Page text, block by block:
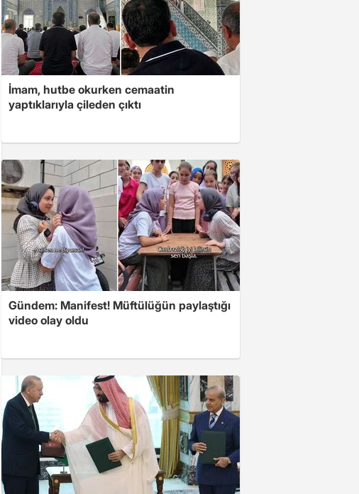
İmam, hutbe okurken cemaatin
yaptıklarıyla çileden çıktı
Gündem: Manifest! Müftülüğün paylaştığı
video olay oldu